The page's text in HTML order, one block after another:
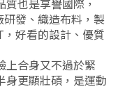
也是享譽國際，
研發、織造布料，製
好看的設計、優質
上合身又不過於緊
身更顯壯碩，是運動